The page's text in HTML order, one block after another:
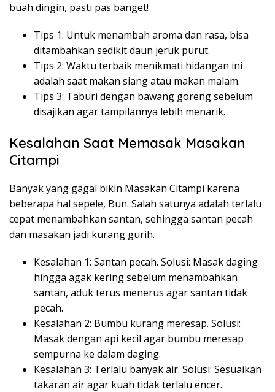
buah dingin, pasti pas banget!
Tips 1: Untuk menambah aroma dan rasa, bisa
ditambahkan sedikit daun jeruk purut.
Tips 2: Waktu terbaik menikmati hidangan ini
adalah saat makan siang atau makan malam.
Tips 3: Taburi dengan bawang goreng sebelum
disajikan agar tampilannya lebih menarik.
Kesalahan Saat Memasak Masakan
Citampi
Banyak yang gagal bikin Masakan Citampi karena
beberapa hal sepele, Bun. Salah satunya adalah terlalu
cepat menambahkan santan, sehingga santan pecah
dan masakan jadi kurang gurih.
Kesalahan 1: Santan pecah. Solusi: Masak daging
hingga agak kering sebelum menambahkan
santan, aduk terus menerus agar santan tidak
pecah.
Kesalahan 2: Bumbu kurang meresap. Solusi:
Masak dengan api kecil agar bumbu meresap
sempurna ke dalam daging.
Kesalahan 3: Terlalu banyak air. Solusi: Sesuaikan
takaran air agar kuah tidak terlalu encer.